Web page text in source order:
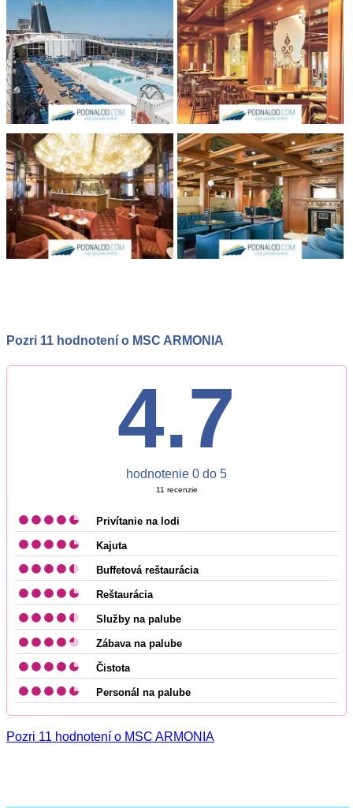
Pozri 11 hodnotení o MSC ARMONIA
4.7
hodnotenie 0 do 5
11 recenzie
Privítanie na lodi
Kajuta
Buffetová reštaurácia
Reštaurácia
Služby na palube
Zábava na palube
Čistota
Personál na palube
Pozri 11 hodnotení o MSC ARMONIA